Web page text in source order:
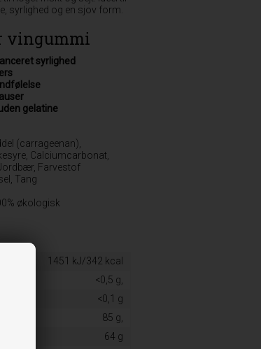
syrlighed og en sjov form.
vingummi
syrlighed
gelatine
(carrageenan),
Calciumcarbonat,
Farvestof
Tang
økologisk
1451 kJ/342 kcal
<0,5 g,
<0,1 g
85 g,
64 g